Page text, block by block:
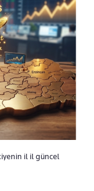
il il güncel